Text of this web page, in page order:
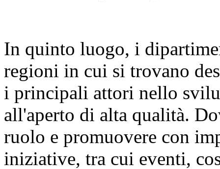
In quinto luogo, i
regioni in cui si trovano
i principali attori nello
all'aperto di alta qualità.
ruolo e promuovere con
iniziative, tra cui eventi,